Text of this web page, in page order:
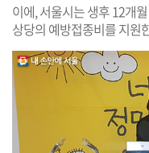
이에, 서울시는 생후 12개
상당의 예방접종비를 지원